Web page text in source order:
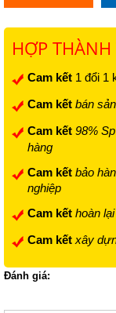
HỢP
Cam kết 1 đổi 1
Cam kết bán
Cam kết 98%
hàng
Cam kết bảo
nghiệp
Cam kết hoàn
Cam kết xây
Đánh giá: